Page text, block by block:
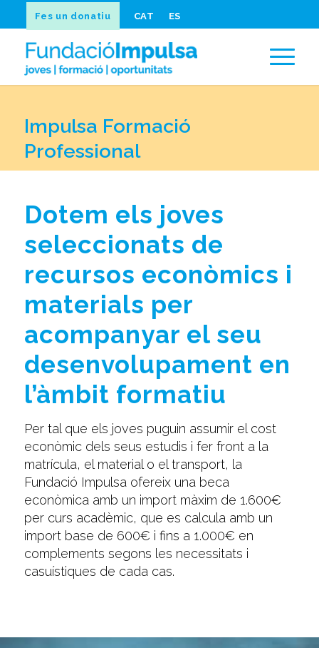
Fes un donatiu CAT ES
Impulsa Formació
Professional
Dotem els joves
seleccionats de
recursos econòmics i
materials per
acompanyar el seu
desenvolupament en
l’àmbit formatiu
Per tal que els joves puguin assumir el cost
econòmic dels seus estudis i fer front a la
matrícula, el material o el transport, la
Fundació Impulsa ofereix una beca
econòmica amb un import màxim de 1.600€
per curs acadèmic, que es calcula amb un
import base de 600€ i fins a 1.000€ en
complements segons les necessitats i
casuístiques de cada cas.